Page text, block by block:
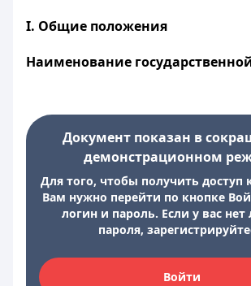
I. Общие положения
Наименование
Документ показан в
демонстрационном
Для того, чтобы получить доступ
Вам нужно перейти по кнопке
логин и пароль. Если у вас нет
пароля,
Войти